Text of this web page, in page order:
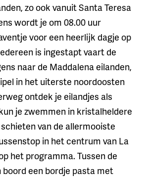
zo ook vanuit Santa Teresa
wordt je om 08.00 uur
voor een heerlijk dagje op
is ingestapt vaart de
naar de Maddalena eilanden,
in het uiterste noordoosten
ontdek je eilandjes als
je zwemmen in kristalheldere
van de allermooiste
in het centrum van La
het programma. Tussen de
een bordje pasta met